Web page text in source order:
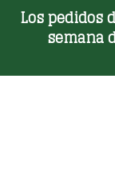
Los pedidos
semana